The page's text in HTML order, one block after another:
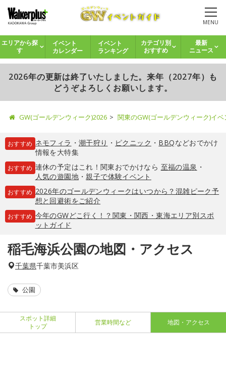
MENU
エリアから探
す
イベント
カレンダー
イベント
ランキング
カテゴリ別
おすすめ
最新
ニュース
2026年の更新は終了いたしました。来年（2027年）も
どうぞよろしくお願いします。
GW(ゴールデンウィーク)2026 関東のGW(ゴールデンウィーク)イ
おすすめ ネモフィラ ・ 潮干狩り ・ ピクニック ・ BBQなどおでかけ
情報を大特集
おすすめ 連休の予定はこれ！関東おでかけなら 至福の温泉 ・
人気の遊園地・親子で体験イベント
おすすめ 2026年のゴールデンウィークはいつから？混雑ピーク予
想と回避術をご紹介
おすすめ 今年のGWどこ行く！？関東・関西・東海エリア別スポ
ットガイド
稲毛海浜公園の地図・アクセス
千葉県千葉市美浜区
公園
スポット詳細
トップ
営業時間など 地図・アクセス